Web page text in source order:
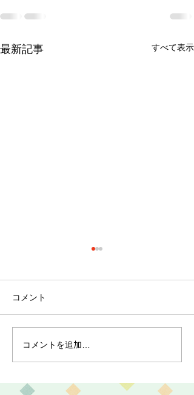
最新記事 すべて表示
最近のブーム〜小規模多
機能ホーム麻姑の小町伊
コメント
コメントを追加…